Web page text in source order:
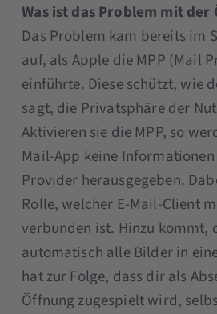
Was ist das Problem mit der
Das Problem kam bereits im
auf, als Apple die MPP (Mail
einführte. Diese schützt, wie
sagt, die Privatsphäre der
Aktivieren sie die MPP, so
Mail-App keine
Provider herausgegeben.
Rolle, welcher E-Mail-Client
verbunden ist. Hinzu kommt,
automatisch alle Bilder in
hat zur Folge, dass dir als
Öffnung zugespielt wird,